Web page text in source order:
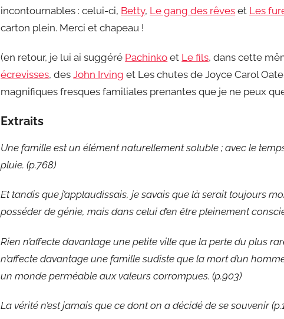
incontournables : celui-ci, Betty, Le gang des rêves et Les
carton plein. Merci et chapeau !
(en retour, je lui ai suggéré Pachinko et Le fils, dans cette
écrevisses, desJohn Irving et Les chutes de Joyce Carol
magnifiques fresques familiales prenantes que je ne peux
Extraits
Une famille est un élément naturellement soluble ; avec le
pluie. (p.768)
Et tandis que j’applaudissais, je savais que là serait toujours
posséder de génie, mais dans celui d’en être pleinement
Rien n’affecte davantage une petite ville que la perte du plus
n’affecte davantage une famille sudiste que la mort d’un
un monde perméable aux valeurs corrompues. (p.903)
La vérité n’est jamais que ce dont on a décidé de se souvenir